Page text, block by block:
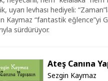
uyarı levhası hediyeli:
Kaymaz “fantastik eğlence”yi
sürdürüyor.
Ateş Canına
Sezgin Kaymaz